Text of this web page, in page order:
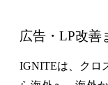
広告・LP改善
IGNITEは、ク